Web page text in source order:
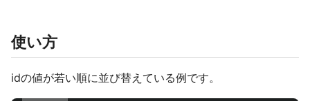
使い方
idの値が若い順に並び替えている例です。